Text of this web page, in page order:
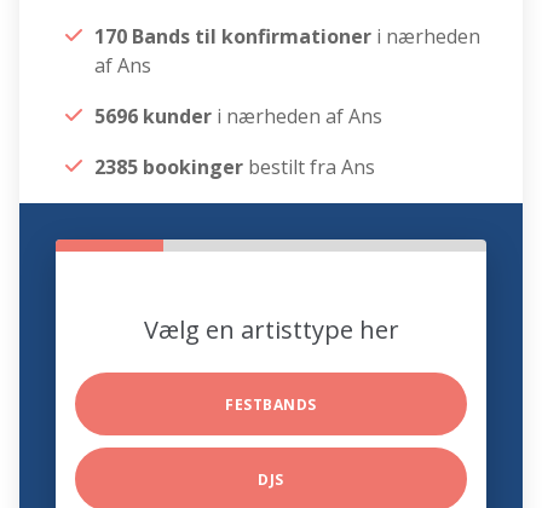
170 Bands til konfirmationer i nærheden
af Ans
5696 kunder i nærheden af Ans
2385 bookinger bestilt fra Ans
Vælg en artisttype her
FESTBANDS
DJS